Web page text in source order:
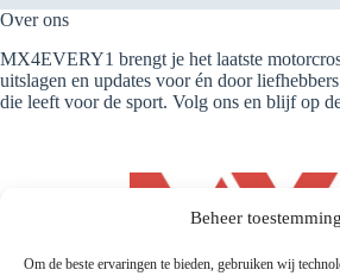
Beheer toestemming
Om de beste ervaringen te bieden, gebruiken wij
Over ons
MX4EVERY1 brengt je het laatste
uitslagen en updates voor én door
die leeft voor de sport. Volg ons en blijf op